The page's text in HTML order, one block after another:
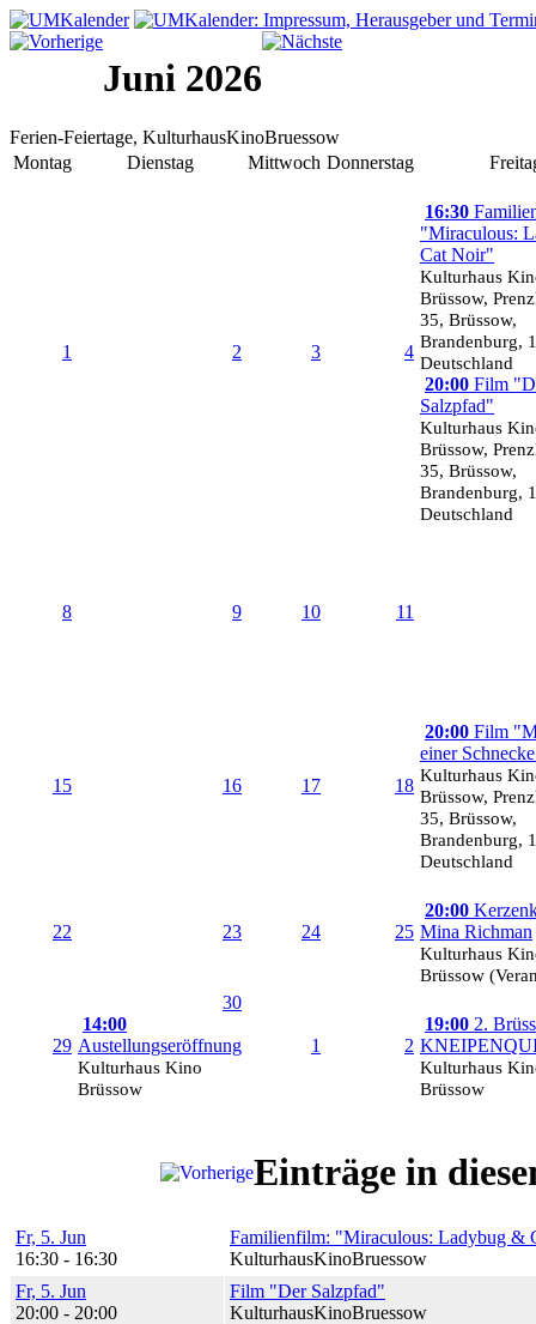
Juni 2026
Ferien-Feiertage, KulturhausKinoBruessow
Montag
Dienstag Mittwoch Donnerstag
1 2 3 4
16:30
"Miraculous:
Cat Noir"
Kulturhaus
Brüssow,
35, Brüssow,
Brandenburg,
Deutschland
20:00 Film
Salzpfad"
Kulturhaus
Brüssow,
35, Brüssow,
Brandenburg,
Deutschland
8 9 10 11
15 16 17 18
20:00 Film
einer
Kulturhaus
Brüssow,
35, Brüssow,
Brandenburg,
Deutschland
22 23 24 25
20:00
Mina Richman
Kulturhaus
Brüssow
29
30
14:00
Austellungseröffnung
Kulturhaus Kino
Brüssow
1 2
19:00 2.
Kulturhaus
Brüssow
Einträge in
Fr, 5. Jun
16:30 - 16:30
Familienfilm: "Miraculous: Ladybug &
KulturhausKinoBruessow
Fr, 5. Jun
20:00 - 20:00
Film "Der Salzpfad"
KulturhausKinoBruessow